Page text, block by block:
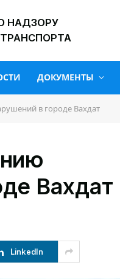
НАДЗОРУ
ДОКУМЕНТЫ
в городе Вахдат
Вахдат
LinkedIn